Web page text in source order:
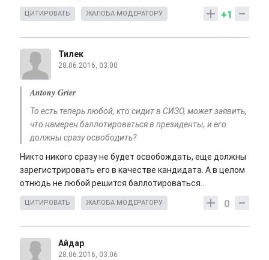
+1
ЦИТИРОВАТЬ ЖАЛОБА МОДЕРАТОРУ
Тилек
28.06.2016, 03:00
Antony Grier
То есть теперь любой, кто сидит в СИЗО, может заявить,
что намерен баллотироваться в президенты, и его
должны сразу освободить?
Никто никого сразу не будет освобождать, еще должны
зарегистрировать его в качестве кандидата. А в целом
отнюдь не любой решится баллотироваться...
0
ЦИТИРОВАТЬ ЖАЛОБА МОДЕРАТОРУ
Айдар
28.06.2016, 03:06